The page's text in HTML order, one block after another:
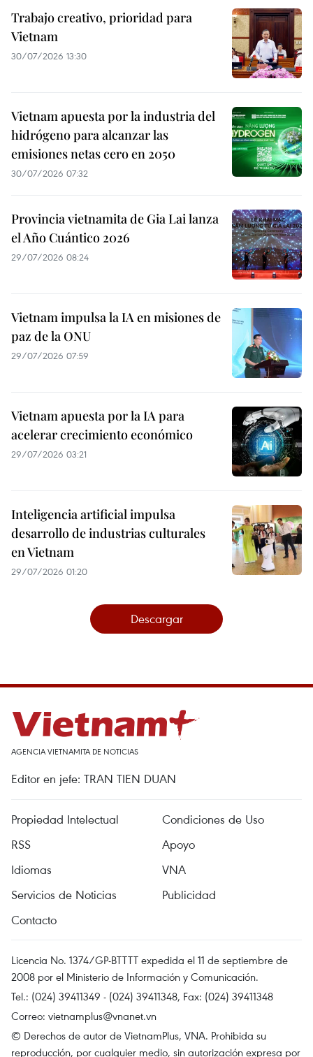
Trabajo creativo, prioridad para
Vietnam
30/07/2026 13:30
Vietnam apuesta por la industria del
hidrógeno para alcanzar las
emisiones netas cero en 2050
30/07/2026 07:32
Provincia vietnamita de Gia Lai lanza
el Año Cuántico 2026
29/07/2026 08:24
Vietnam impulsa la IA en misiones de
paz de la ONU
29/07/2026 07:59
Vietnam apuesta por la IA para
acelerar crecimiento económico
29/07/2026 03:21
Inteligencia artificial impulsa
desarrollo de industrias culturales
en Vietnam
29/07/2026 01:20
Descargar
AGENCIA VIETNAMITA DE NOTICIAS
Editor en jefe: TRAN TIEN DUAN
Propiedad Intelectual
Condiciones de Uso
RSS
Apoyo
Idiomas
VNA
Servicios de Noticias
Publicidad
Contacto
Licencia No. 1374/GP-BTTTT expedida el 11 de septiembre de
2008 por el Ministerio de Información y Comunicación.
Tel.: (024) 39411349 - (024) 39411348, Fax: (024) 39411348
Correo: vietnamplus@vnanet.vn
© Derechos de autor de VietnamPlus, VNA. Prohibida su
reproducción, por cualquier medio, sin autorización expresa por